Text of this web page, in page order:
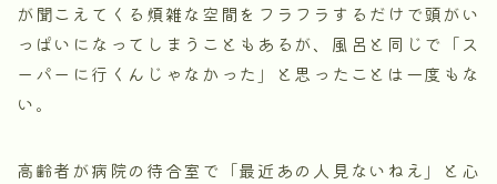
が聞こえてくる煩雑な空間をフラフラするだけで頭がい
っぱいになってしまうこともあるが、風呂と同じで「ス
ーパーに行くんじゃなかった」と思ったことは一度もな
い。
高齢者が病院の待合室で「最近あの人見ないねえ」と心